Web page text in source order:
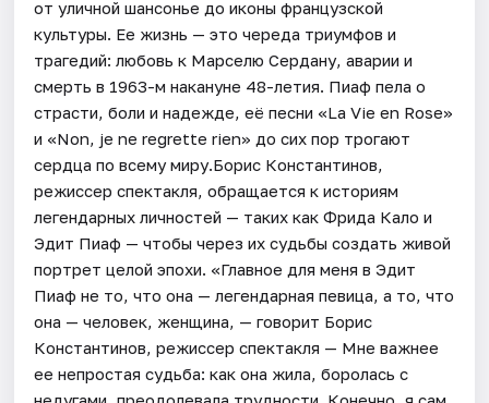
от уличной шансонье до иконы французской
культуры. Ее жизнь — это череда триумфов и
трагедий: любовь к Марселю Сердану, аварии и
смерть в 1963-м накануне 48-летия. Пиаф пела о
страсти, боли и надежде, её песни «La Vie en Rose»
и «Non, je ne regrette rien» до сих пор трогают
сердца по всему миру.Борис Константинов,
режиссер спектакля, обращается к историям
легендарных личностей — таких как Фрида Кало и
Эдит Пиаф — чтобы через их судьбы создать живой
портрет целой эпохи. «Главное для меня в Эдит
Пиаф не то, что она — легендарная певица, а то, что
она — человек, женщина, — говорит Борис
Константинов, режиссер спектакля — Мне важнее
ее непростая судьба: как она жила, боролась с